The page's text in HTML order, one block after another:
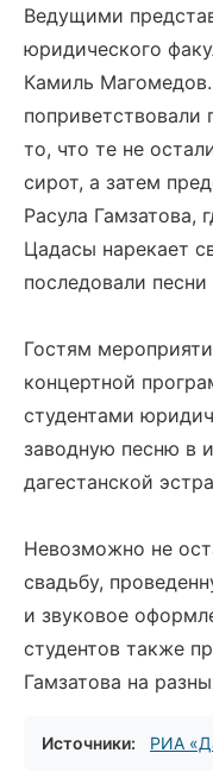
Ведущими
юридического
Камиль
поприветствовали
то, что те не
сирот, а затем
Расула Гамзатова,
Цадасы нарекает
последовали
Гостям
концертной
студентами
заводную песню в
дагестанской
Невозможно не
свадьбу,
и звуковое
студентов также
Гамзатова на
Источники: РИА